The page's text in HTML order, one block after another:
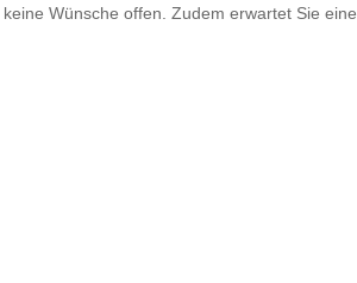
Wünsche offen. Zudem erwartet Sie eine